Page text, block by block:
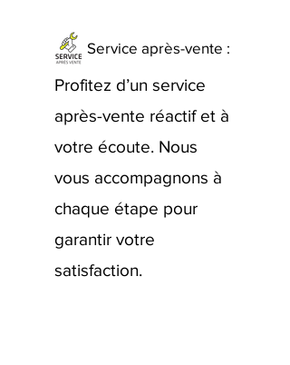
Service après-vente :
Profitez d’un service
après-vente réactif et à
votre écoute. Nous
vous accompagnons à
chaque étape pour
garantir votre
satisfaction.